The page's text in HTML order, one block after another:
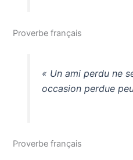
Proverbe français
« Un ami perdu ne
occasion perdue
Proverbe français